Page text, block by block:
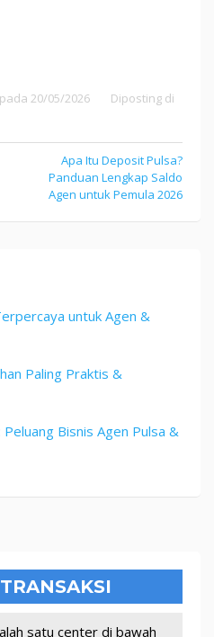
20/05/2026
Diposting di
Apa Itu Deposit Pulsa?
Panduan Lengkap Saldo
Agen untuk Pemula 2026
untuk Agen &
Paling Praktis &
Bisnis Agen Pulsa &
satu center di bawah